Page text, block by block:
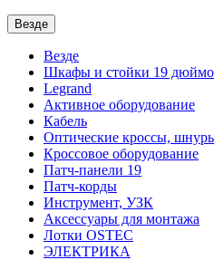
Везде
Везде
Шкафы и стойки 19
Legrand
Активное оборудование
Кабель
Оптические кроссы,
Кроссовое оборудование
Патч-панели 19
Патч-корды
Инструмент, УЗК
Аксессуары для монтажа
Лотки OSTEC
ЭЛЕКТРИКА